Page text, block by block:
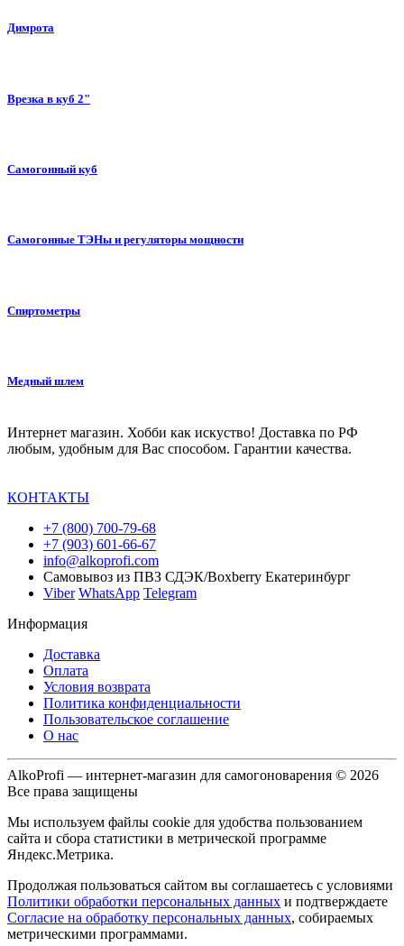
Димрота
Врезка в куб 2"
Самогонный куб
Самогонные ТЭНы и регуляторы мощности
Спиртометры
Медный шлем
Интернет магазин. Хобби как искуство! Доставка по РФ
любым, удобным для Вас способом. Гарантии качества.
КОНТАКТЫ
+7 (800) 700-79-68
+7 (903) 601-66-67
info@alkoprofi.com
Самовывоз из ПВЗ СДЭК/Boxberry Екатеринбург
Viber WhatsApp Telegram
Информация
Доставка
Оплата
Условия возврата
Политика конфиденциальности
Пользовательское соглашение
О нас
AlkoProfi — интернет-магазин для самогоноварения © 2026
Все права защищены
Мы используем файлы cookie для удобства пользованием
сайта и сбора статистики в метрической программе
Яндекс.Метрика.
Продолжая пользоваться сайтом вы соглашаетесь с условиями
Политики обработки персональных данных и подтверждаете
Согласие на обработку персональных данных, собираемых
метрическими программами.